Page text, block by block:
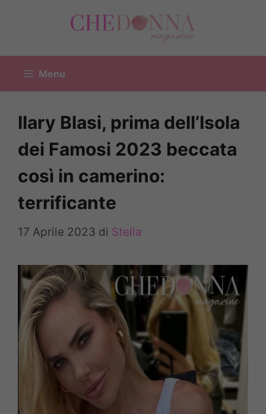
Menu
Ilary Blasi, prima dell’Isola
dei Famosi 2023 beccata
così in camerino:
terrificante
17 Aprile 2023 di Stella